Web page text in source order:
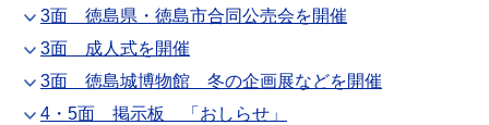
3面 徳島県・徳島市合同公売会を開催
3面 成人式を開催
3面 徳島城博物館 冬の企画展などを開催
4・5面 掲示板 「おしらせ」